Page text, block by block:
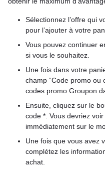
Sélectionnez l’offre qui
pour l’ajouter à votre
Vous pouvez continuer
si vous le souhaitez.
Une fois dans votre
champ “Code promo ou
codes promo Groupon
Ensuite, cliquez sur le
code *. Vous devriez
immédiatement sur le
Une fois que vous avez
complétez les
achat.